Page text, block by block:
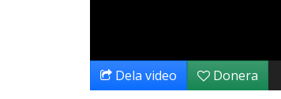
Dela video Donera